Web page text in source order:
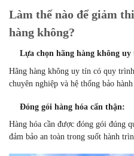
Làm thế nào để giảm
hàng không?
Lựa chọn hãng hàng không
Hãng hàng không uy tín có quy
chuyên nghiệp và hệ thống bảo hành
Đóng gói hàng hóa cẩn thận:
Hàng hóa cần được đóng gói đúng
đảm bảo an toàn trong suốt hành